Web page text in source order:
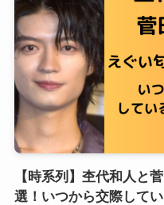
【時系列】杢代和人と
選！いつから交際してい